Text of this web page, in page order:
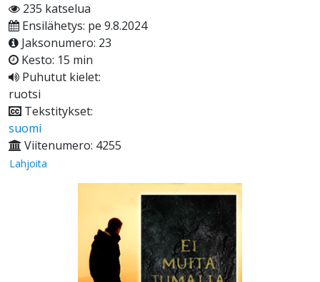
235 katselua
Ensilähetys: pe 9.8.2024
Jaksonumero: 23
Kesto: 15 min
Puhutut kielet:
ruotsi
Tekstitykset:
suomi
Viitenumero: 4255
Lahjoita